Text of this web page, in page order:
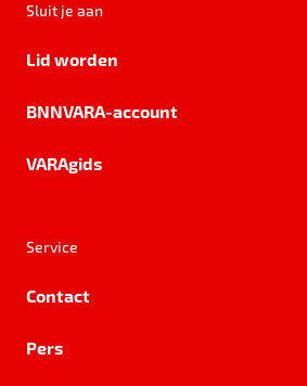
Sluit je aan
Lid worden
BNNVARA-account
VARAgids
Service
Contact
Pers